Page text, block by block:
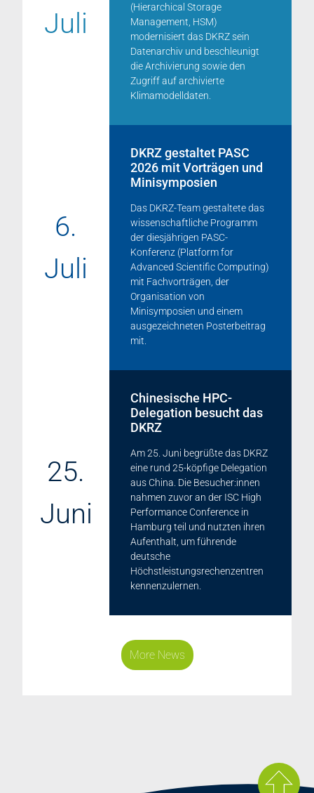
Juli
(Hierarchical Storage
Management, HSM)
modernisiert das DKRZ sein
Datenarchiv und beschleunigt
die Archivierung sowie den
Zugriff auf archivierte
Klimamodelldaten.
6.
Juli
DKRZ gestaltet PASC
2026 mit Vorträgen und
Minisymposien
Das DKRZ-Team gestaltete das
wissenschaftliche Programm
der diesjährigen PASC-
Konferenz (Platform for
Advanced Scientific Computing)
mit Fachvorträgen, der
Organisation von
Minisymposien und einem
ausgezeichneten Posterbeitrag
mit.
25.
Juni
Chinesische HPC-
Delegation besucht das
DKRZ
Am 25. Juni begrüßte das DKRZ
eine rund 25-köpfige Delegation
aus China. Die Besucher:innen
nahmen zuvor an der ISC High
Performance Conference in
Hamburg teil und nutzten ihren
Aufenthalt, um führende
deutsche
Höchstleistungsrechenzentren
kennenzulernen.
More News